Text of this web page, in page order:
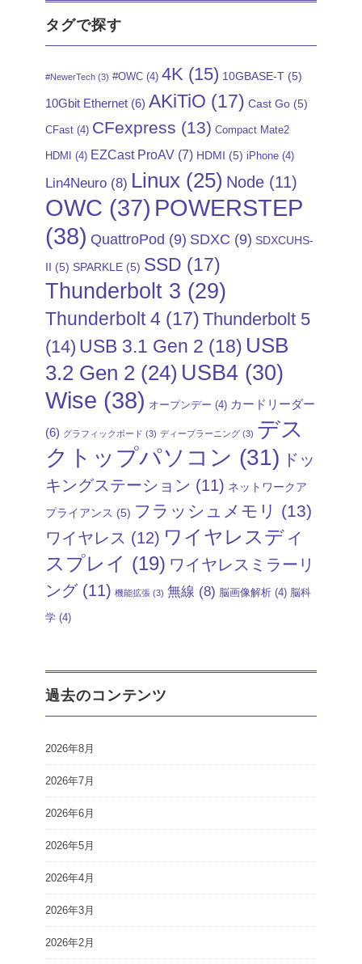
タグで探す
#NewerTech (3) #OWC (4) 4K (15) 10GBASE-T (5)
10Gbit Ethernet (6) AKiTiO (17) Cast Go (5)
CFast (4) CFexpress (13) Compact Mate2
HDMI (4) EZCast ProAV (7) HDMI (5) iPhone (4)
Lin4Neuro (8) Linux (25) Node (11)
OWC (37) POWERSTEP
(38) QuattroPod (9) SDXC (9) SDXCUHS-
II (5) SPARKLE (5) SSD (17)
Thunderbolt 3 (29)
Thunderbolt 4 (17) Thunderbolt 5
(14) USB 3.1 Gen 2 (18) USB
3.2 Gen 2 (24) USB4 (30)
Wise (38) オープンデー (4) カードリーダー
(6) グラフィックボード (3) ディープラーニング (3) デス
クトップパソコン (31) ドッ
キングステーション (11) ネットワークア
プライアンス (5) フラッシュメモリ (13)
ワイヤレス (12) ワイヤレスディ
スプレイ (19) ワイヤレスミラーリ
ング(11) 機能拡張 (3) 無線 (8) 脳画像解析 (4) 脳科
学 (4)
過去のコンテンツ
2026年8月
2026年7月
2026年6月
2026年5月
2026年4月
2026年3月
2026年2月